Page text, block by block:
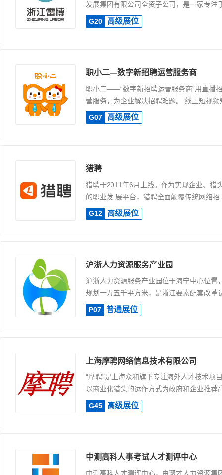
发展集团有限公司全资子公司，是一家专注
G20 高级展位
职小二—数字新招聘运营服务商
职小二——“数字新招聘运营服务商”用直播
营服务，为企业解决招聘难题。 线上短视频
G07 高级展位
猎聘
猎聘于2011年6月上线。作为实现企业、猎
的职业发 展平台，猎聘全面颠覆传统网络招
G12 高级展位
沪浙人力资源服务产业园
沪浙人力资源服务产业园位于海宁中心位置
规划一万五千平方米，是浙江要素配套改革
P07 普通展位
上海摩聘网络信息技术有限公司
“摩聘”是上海众和旗下专注海外人才技术项
以商业化猎头的运作方式为政府和企业推荐
G45 高级展位
中测高科人事考试人才测评中心
中测高科人才测评中心，由聚才人力资源集